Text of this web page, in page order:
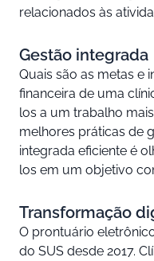
relacionados às
Gestão integrada
Quais são as metas e
financeira de uma
los a um trabalho
melhores práticas de
integrada eficiente é
los em um objetivo
Transformação
O prontuário
do SUS desde 2017.